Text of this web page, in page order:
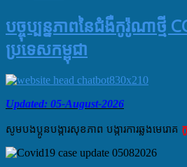
បច្ចុប្បន្នភាពនៃជំងឺកូរ៉ូណាថ្មី
ប្រទេសកម្ពុជា
Updated: 05-August-2026
សូមបងប្អូនបង្ការសុខភាព​ បង្ការ​ការឆ្លងមេរោគ​